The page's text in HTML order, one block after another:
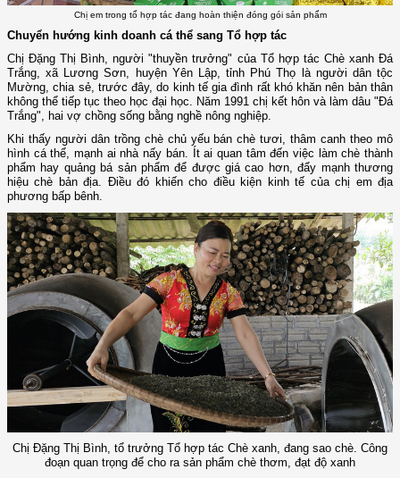
Chị em trong tổ hợp tác đang hoàn thiện đóng gói sản phẩm
Chuyển hướng kinh doanh cá thể sang Tổ hợp tác
Chị Đặng Thị Bình, người "thuyền trưởng" của Tổ hợp tác Chè xanh Đá
Trắng, xã Lương Sơn, huyện Yên Lập, tỉnh Phú Thọ là người dân tộc
Mường, chia sẻ, trước đây, do kinh tế gia đình rất khó khăn nên bản thân
không thể tiếp tục theo học đại học. Năm 1991 chị kết hôn và làm dâu "Đá
Trắng", hai vợ chồng sống bằng nghề nông nghiệp.
Khi thấy người dân trồng chè chủ yếu bán chè tươi, thâm canh theo mô
hình cá thể, mạnh ai nhà nấy bán. Ít ai quan tâm đến việc làm chè thành
phẩm hay quảng bá sản phẩm để được giá cao hơn, đẩy mạnh thương
hiệu chè bản địa. Điều đó khiến cho điều kiện kinh tế của chị em địa
phương bấp bênh.
Chị Đặng Thị Bình, tổ trưởng Tổ hợp tác Chè xanh, đang sao chè. Công
đoạn quan trọng để cho ra sản phẩm chè thơm, đạt độ xanh